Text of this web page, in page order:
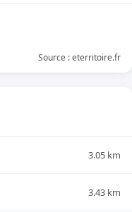
Source : eterritoire.fr
3.05 km
3.43 km